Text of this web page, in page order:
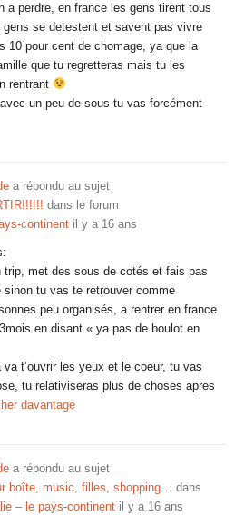
a perdre, en france les gens tirent tous
gens se detestent et savent pas vivre
10 pour cent de chomage, ya que la
que tu regretteras mais tu les
rentrant
un peu de sous tu vas forcément
a répondu au sujet
dans le forum
continent il y a 16 ans
trip, met des sous de cotés et fais pas
sinon tu vas te retrouver comme
peu organisés, a rentrer en france
en disant « ya pas de boulot en
t’ouvrir les yeux et le coeur, tu vas
tu relativiseras plus de choses apres
davantage
a répondu au sujet
boîte, music, filles, shopping… dans
– le pays-continent il y a 16 ans